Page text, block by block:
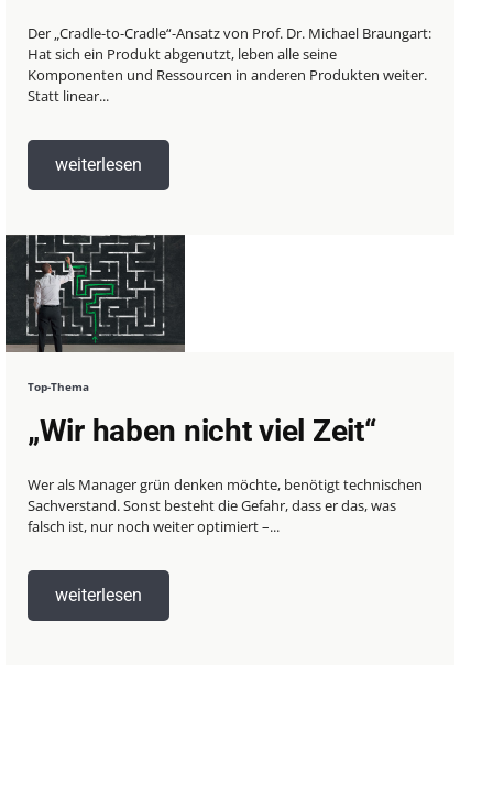
Der „Cradle-to-Cradle“-Ansatz von Prof. Dr. Michael Braungart:
Hat sich ein Produkt abgenutzt, leben alle seine
Komponenten und Ressourcen in anderen Produkten weiter.
Statt linear...
weiterlesen
Top-Thema
„Wir haben nicht viel Zeit“
Wer als Manager grün denken möchte, benötigt technischen
Sachverstand. Sonst besteht die Gefahr, dass er das, was
falsch ist, nur noch weiter optimiert –...
weiterlesen